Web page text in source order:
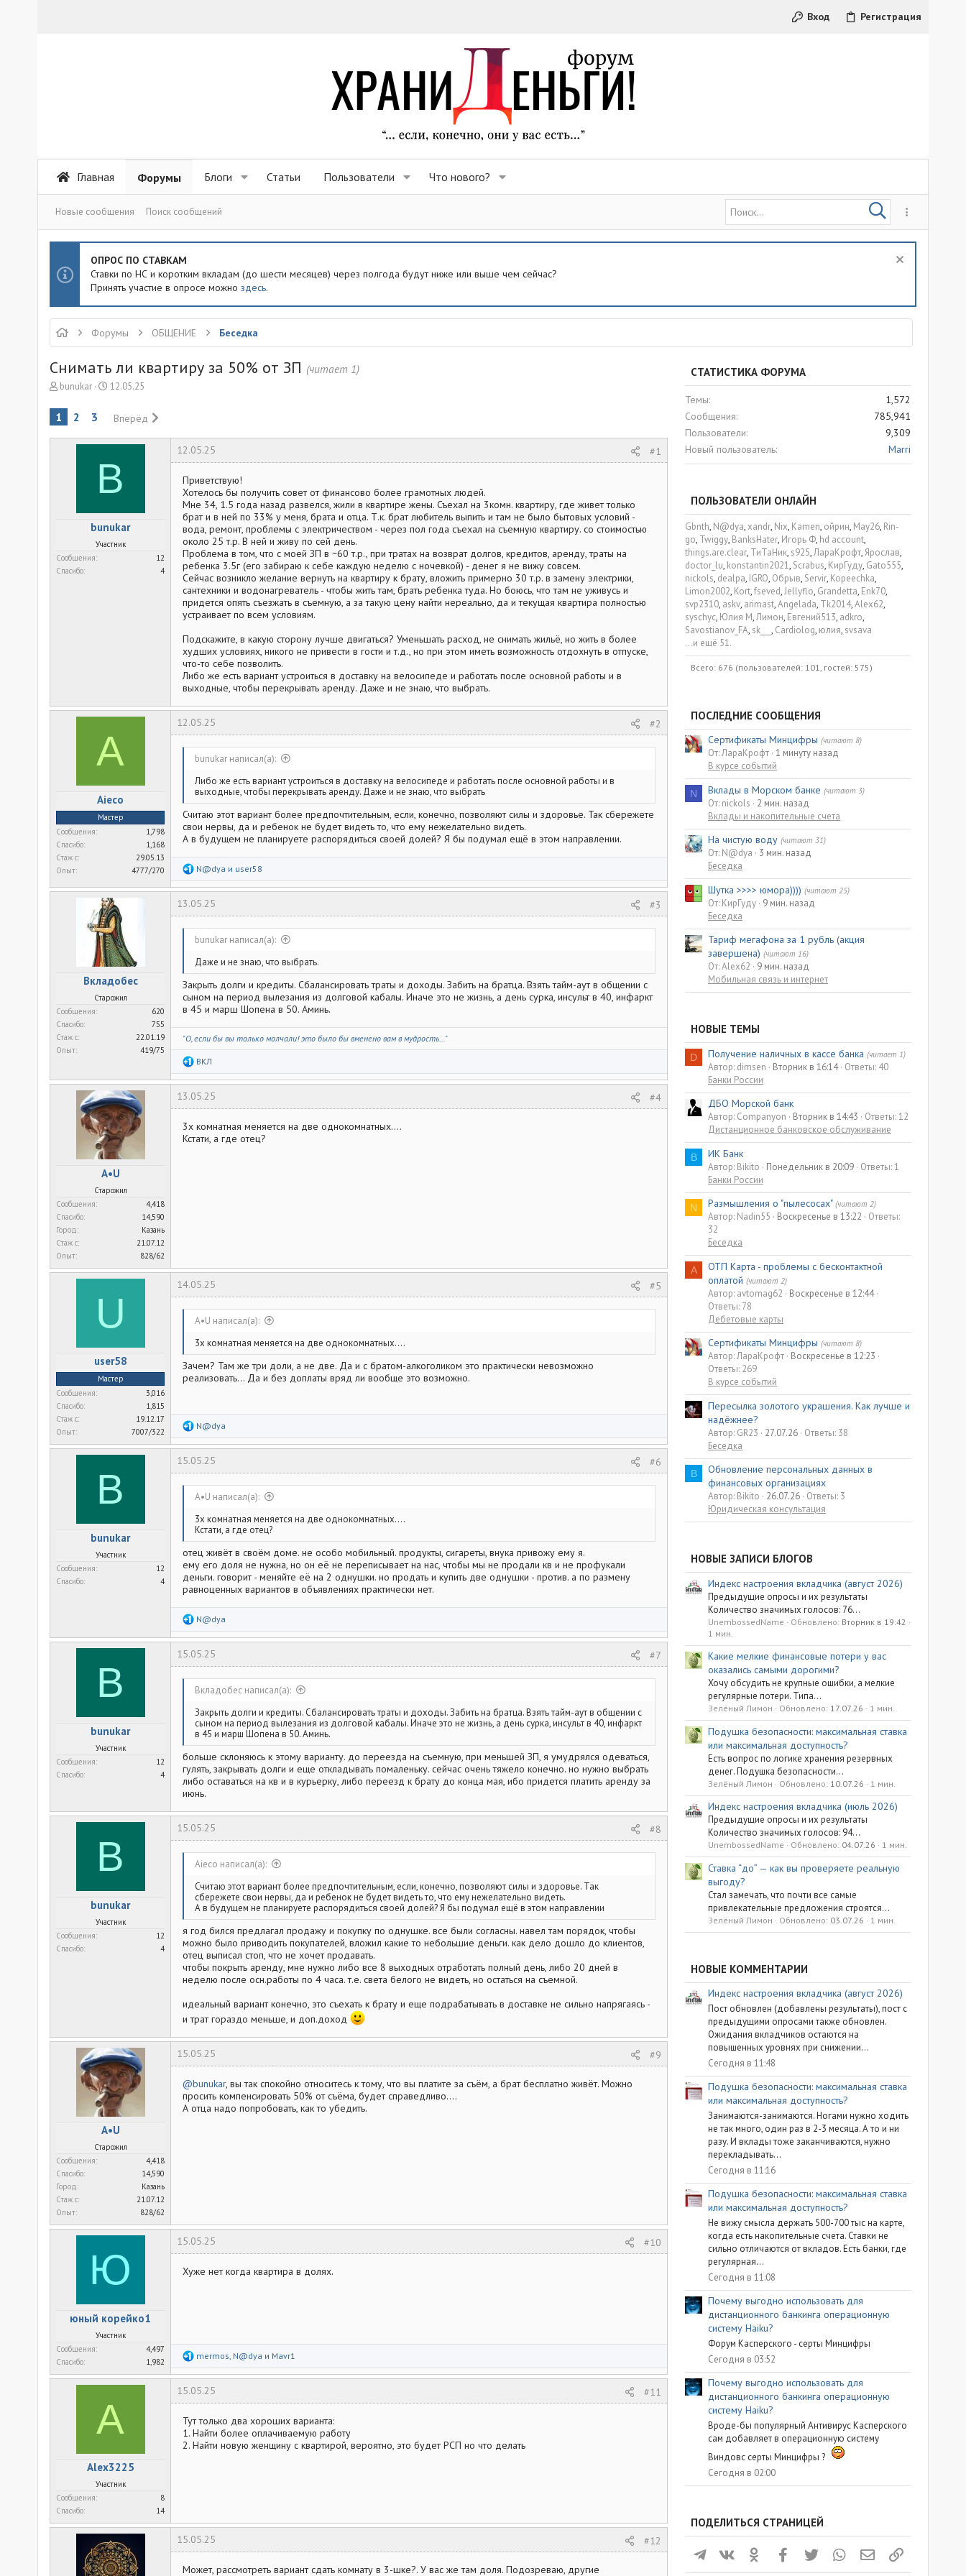
Вход Регистрация
Главная Форумы Блоги Статьи Пользователи Что нового?
Новые сообщения Поиск сообщений
ОПРОС ПО СТАВКАМ
Ставки по НС и коротким вкладам (до шести месяцев) через полгода будут ниже или выше чем сейчас?
Принять участие в опросе можно здесь.
Форумы ОБЩЕНИЕ Беседка
Снимать ли квартиру за 50% от ЗП (читает 1)
А
т
о
р
bunukar
Д
н
ч
а
л
12.05.25
1 2 3 Вперёд
B
bunukar
Участник
Сообщения
12
Спасибо
4
12.05.25 #1
Приветствую!
Хотелось бы получить совет от финансово более грамотных людей.
Мне 34, 1.5 года назад развелся, жили в квартире жены. Съехал на 3комн. квартиру, где живет только
брат и в ней по 33% у меня, брата и отца. Т.к. брат любитель выпить и там не было бытовых условий -
вода, ремонт, проблемы с электричеством - через пол года съехал на съемную квартиру. со стоимостью
около 25 т.р. В ней и живу по сей день.
Проблема в том, что с моей ЗП в ~60 т.р., при тратах на возврат долгов, кредитов, аренду, траты на
ребенка 3.5г (его забираю к себе каждую неделю с ночевкой) - денег я не вижу совсем.
Сейчас возникло желание вернуть на квартиру к брату, вложить примерно 30 т.р. в замену электрики,
сантехники и водонагреватель - чтобы жить там, брать ребенка туда. Но боюсь, что там не уживусь и
придется опять съезжать в съемную, а за такую цену найти нереально, да и текущая квартира полностью
устраивает по всем условиям.
Подскажите, в какую сторону лучше двигаться? Уменьшать расход, не снимать жильё, но жить в более
худших условиях, никого не привести в гости и т.д., но при этом иметь возможность отдохнуть в отпуске,
что-то себе позволить.
Либо же есть вариант устроиться в доставку на велосипеде и работать после основной работы и в
выходные, чтобы перекрывать аренду. Даже и не знаю, что выбрать.
A
Aieco
Мастер
Сообщения
1,798
Спасибо
1,168
Стаж c
29.05.13
Опыт
4777/270
12.05.25 #2
bunukar написал(а):
Либо же есть вариант устроиться в доставку на велосипеде и работать после основной работы и в
выходные, чтобы перекрывать аренду. Даже и не знаю, что выбрать
Считаю этот вариант более предпочтительным, если, конечно, позволяют силы и здоровье. Так сбережете
свои нервы, да и ребенок не будет видеть то, что ему нежелательно видеть.
А в будущем не планируете распорядиться своей долей? Я бы подумал ещё в этом направлении.
Р
а
к
ц
и
и
:
N@dya и user58
Вкладобес
Старожил
Сообщения
620
Спасибо
755
Стаж c
22.01.19
Опыт
419/75
13.05.25 #3
bunukar написал(а):
Даже и не знаю, что выбрать.
Закрыть долги и кредиты. Сбалансировать траты и доходы. Забить на братца. Взять тайм-аут в общении с
сыном на период вылезания из долговой кабалы. Иначе это не жизнь, а день сурка, инсульт в 40, инфаркт
в 45 и марш Шопена в 50. Аминь.
"О, если бы вы только молчали! это было бы вменено вам в мудрость..."
Р
а
к
ц
и
:
ВКЛ
A•U
Старожил
Сообщения
4,418
Спасибо
14,590
Город
Казань
Стаж c
21.07.12
Опыт
828/62
13.05.25 #4
3х комнатная меняется на две однокомнатных....
Кстати, а где отец?
U
user58
Мастер
Сообщения
3,016
Спасибо
1,815
Стаж c
19.12.17
Опыт
7007/322
14.05.25 #5
A•U написал(а):
3х комнатная меняется на две однокомнатных....
Зачем? Там же три доли, а не две. Да и с братом-алкоголиком это практически невозможно
реализовать... Да и без доплаты вряд ли вообще это возможно.
Р
а
к
ц
и
и
:
N@dya
B
bunukar
Участник
Сообщения
12
Спасибо
4
15.05.25 #6
A•U написал(а):
3х комнатная меняется на две однокомнатных....
Кстати, а где отец?
отец живёт в своём доме. не особо мобильный. продукты, сигареты, внука привожу ему я.
ему его доля не нужна, но он её не переписывает на нас, чтобы мы не продали кв и не профукали
деньги. говорит - меняйте её на 2 однушки. но продать и купить две однушки - против. а по размену
равноценных вариантов в объявлениях практически нет.
Р
а
к
ц
и
и
:
N@dya
B
bunukar
Участник
Сообщения
12
Спасибо
4
15.05.25 #7
Вкладобес написал(а):
Закрыть долги и кредиты. Сбалансировать траты и доходы. Забить на братца. Взять тайм-аут в общении с
сыном на период вылезания из долговой кабалы. Иначе это не жизнь, а день сурка, инсульт в 40, инфаркт
в 45 и марш Шопена в 50. Аминь.
больше склоняюсь к этому варианту. до переезда на съемную, при меньшей ЗП, я умудрялся одеваться,
гулять, закрывать долги и еще откладывать помаленьку. сейчас очень тяжело конечно. но нужно выбрать
либо оставаться на кв и в курьерку, либо переезд к брату до конца мая, ибо придется платить аренду за
июнь.
B
bunukar
Участник
Сообщения
12
Спасибо
4
15.05.25 #8
Aieco написал(а):
Считаю этот вариант более предпочтительным, если, конечно, позволяют силы и здоровье. Так
сбережете свои нервы, да и ребенок не будет видеть то, что ему нежелательно видеть.
А в будущем не планируете распорядиться своей долей? Я бы подумал ещё в этом направлении
я год бился предлагал продажу и покупку по однушке. все были согласны. навел там порядок, чтобы
можно было приводить покупателей, вложил какие то небольшие деньги. как дело дошло до клиентов,
отец выписал стоп, что не хочет продавать.
чтобы покрыть аренду, мне нужно либо все 8 выходных отработать полный день, либо 20 дней в
неделю после осн.работы по 4 часа. т.е. света белого не видеть, но остаться на съемной.
идеальный вариант конечно, это съехать к брату и еще подрабатывать в доставке не сильно напрягаясь -
и трат гораздо меньше, и доп.доход
A•U
Старожил
Сообщения
4,418
Спасибо
14,590
Город
Казань
Стаж c
21.07.12
Опыт
828/62
15.05.25 #9
@bunukar, вы так спокойно относитесь к тому, что вы платите за съём, а брат бесплатно живёт. Можно
просить компенсировать 50% от съёма, будет справедливо....
А отца надо попробовать, как то убедить.
Ю
юный корейко1
Участник
Сообщения
4,497
Спасибо
1,982
15.05.25 #10
Хуже нет когда квартира в долях.
Р
а
ц
и
mermos N@dya и Mavr1
A
Alex3225
Участник
Сообщения
8
Спасибо
14
15.05.25 #11
Тут только два хороших варианта:
1. Найти более оплачиваемую работу
2. Найти новую женщину с квартирой, вероятно, это будет РСП но что делать
15.05.25 #12
Может, рассмотреть вариант сдать комнату в 3-шке?. У вас же там доля. Подозреваю, другие
СТАТИСТИКА ФОРУМА
Темы
1,572
Сообщения
785,941
Пользователи
9,309
Новый пользователь
Marri
ПОЛЬЗОВАТЕЛИ ОНЛАЙН
Gbnth N@dya xandr Nix Kamen ойрин May26 Rin-
go Twiggy BanksHater Игорь Ф hd account
things.are.clear ТиТаНик s925 ЛараКрофт Ярослав
doctor_lu konstantin2021 Scrabus КирГуду Gato555
nickols dealpa IGRO Обрыв Servir Kopeechka
Limon2002 Kort fseved Jellyflo Grandetta Enk70
svp2310 askv arimast Angelada Tk2014 Alex62
syschyc Юлия М Лимон Евгений513 adkro
Savostianov_FA sk___ Cardiolog юлия svsava
...и ещё 51.
Всего: 676 (пользователей: 101, гостей: 575)
ПОСЛЕДНИЕ СООБЩЕНИЯ
Сертификаты Минцифры (читают 8)
От: ЛараКрофт 1 минуту назад
В курсе событий
N Вклады в Морском банке (читают 3)
От: nickols
2 мин. назад
Вклады и накопительные счета
На чистую воду (читают 31)
От: N@dya
3 мин. назад
Беседка
Шутка >>>> юмора)))) (читают 25)
От: КирГуду 9 мин. назад
Беседка
Тариф мегафона за 1 рубль (акция
завершена) (читают 16)
От: Alex62
9 мин. назад
Мобильная связь и интернет
НОВЫЕ ТЕМЫ
D Получение наличных в кассе банка (читает 1)
Автор: dimsen Вторник в 16:14 Ответы: 40
Банки России
ДБО Морской банк
Автор: Companyon Вторник в 14:43
Ответы: 12
Дистанционное банковское обслуживание
B ИК Банк
Автор: Bikito Понедельник в 20:09 Ответы: 1
Банки России
N Размышления о "пылесосах" (читают 2)
Автор: Nadin55 Воскресенье в 13:22
Ответы:
32
Беседка
A
ОТП Карта - проблемы с бесконтактной
оплатой (читают 2)
Автор: avtomag62
Воскресенье в 12:44
Ответы: 78
Дебетовые карты
Сертификаты Минцифры (читают 8)
Автор: ЛараКрофт Воскресенье в 12:23
Ответы: 269
В курсе событий
Пересылка золотого украшения. Как лучше и
надёжнее?
Автор: GR23 27.07.26 Ответы: 38
Беседка
B
Обновление персональных данных в
финансовых организациях
Автор: Bikito 26.07.26 Ответы: 3
Юридическая консультация
НОВЫЕ ЗАПИСИ БЛОГОВ
Индекс настроения вкладчика (август 2026)
Предыдущие опросы и их результаты
Количество значимых голосов: 76...
UnembossedName Обновлено: Вторник в 19:42
1 мин.
Какие мелкие финансовые потери у вас
оказались самыми дорогими?
Хочу обсудить не крупные ошибки, а мелкие
регулярные потери. Типа...
Зелёный Лимон Обновлено: 17.07.26 1 мин.
Подушка безопасности: максимальная ставка
или максимальная доступность?
Есть вопрос по логике хранения резервных
денег. Подушка безопасности...
Зелёный Лимон Обновлено: 10.07.26 1 мин.
Индекс настроения вкладчика (июль 2026)
Предыдущие опросы и их результаты
Количество значимых голосов: 94...
UnembossedName Обновлено: 04.07.26 1 мин.
Ставка “до” — как вы проверяете реальную
выгоду?
Стал замечать, что почти все самые
привлекательные предложения строятся...
Зелёный Лимон Обновлено: 03.07.26 1 мин.
НОВЫЕ КОММЕНТАРИИ
Индекс настроения вкладчика (август 2026)
Пост обновлен (добавлены результаты), пост с
предыдущими опросами также обновлен.
Ожидания вкладчиков остаются на
повышенных уровнях при снижении...
Сегодня в 11:48
Подушка безопасности: максимальная ставка
или максимальная доступность?
Занимаются-занимаются. Ногами нужно ходить
не так много, один раз в 2-3 месяца. А то и ни
разу. И вклады тоже заканчиваются, нужно
перекладывать...
Сегодня в 11:16
Подушка безопасности: максимальная ставка
или максимальная доступность?
Не вижу смысла держать 500-700 тыс на карте,
когда есть накопительные счета. Ставки не
сильно отличаются от вкладов. Есть банки, где
регулярная...
Сегодня в 11:08
Почему выгодно использовать для
дистанционного банкинга операционную
систему Haiku?
Форум Касперского - серты Минцифры
Сегодня в 03:52
Почему выгодно использовать для
дистанционного банкинга операционную
систему Haiku?
Вроде-бы популярный Антивирус Касперского
сам добавляет в операционную систему
Виндовс серты Минцифры ?
Сегодня в 02:00
ПОДЕЛИТЬСЯ СТРАНИЦЕЙ
ТелеграмВКонтактеОдноклассники
FacebookTwitter WhatsAppЭлектронная почта